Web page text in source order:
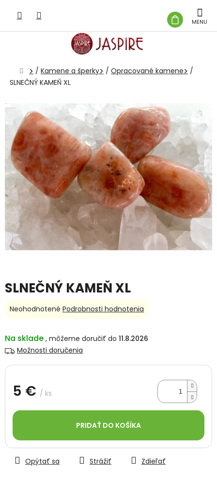
obsah
KOŠÍK
Domov
/ Kamene a šperky / Opracované kamene
/
SLNEČNÝ KAMEŇ XL
SLNEČNÝ KAMEŇ XL
Na sklade
11.8.2026
Možnosti doručenia
5 € / ks
cena:
PRIDAŤ DO KOŠÍKA
Opýtať sa Strážiť Zdieľať
Priemerné
je
0,0
z
5
Neohodnotené Podrobnosti hodnotenia